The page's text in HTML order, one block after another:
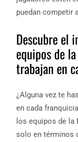
puedan competir
Descubre el
equipos de
trabajan en
¿Alguna vez te
en cada
los equipos de la
solo en términos